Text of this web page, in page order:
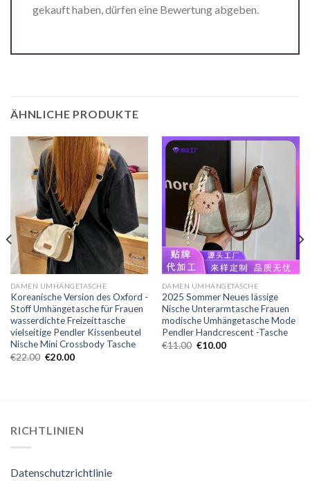
gekauft haben, dürfen eine Bewertung abgeben.
ÄHNLICHE PRODUKTE
DAMEN UMHÄNGETASCHE
Koreanische Version des Oxford -
Stoff Umhängetasche für Frauen
wasserdichte Freizeittasche
vielseitige Pendler Kissenbeutel
Nische Mini Crossbody Tasche
€22.00 €20.00
DAMEN UMHÄNGETASCHE
2025 Sommer Neues lässige
Nische Unterarmtasche Frauen
modische Umhängetasche Mode
Pendler Handcrescent -Tasche
€11.00 €10.00
RICHTLINIEN
Datenschutzrichtlinie